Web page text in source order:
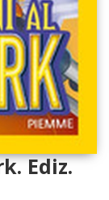
Ediz.